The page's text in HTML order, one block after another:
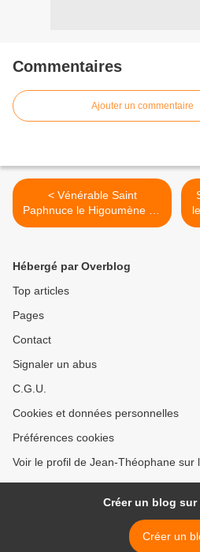
Commentaires
Ajouter un commentaire
< Vénérable Saint
Paphnuce le Higoumène de
Borov
Hébergé par Overblog
Top articles
Pages
Contact
Signaler un abus
C.G.U.
Cookies et données personnelles
Préférences cookies
Voir le profil de Jean-Théophane sur
Créer un blog sur
Créer un